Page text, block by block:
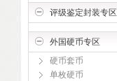
评级鉴定封装专区
外国硬币专区
硬币套币
单枚硬币